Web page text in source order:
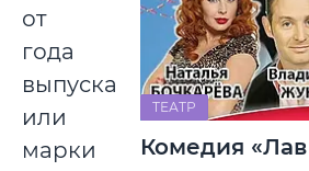
от
года
выпуска
или
марки
ТЕАТР
Комедия